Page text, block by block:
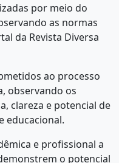
por meio do
as normas
da Revista Diversa
ao processo
observando os
clareza e potencial de
educacional.
e profissional a
o potencial